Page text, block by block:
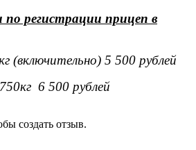
регистрации прицеп в
(включительно) 5 500 рублей
6 500 рублей
создать отзыв.